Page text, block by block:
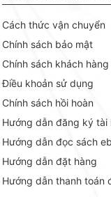
Cách thức vận chuyển
Chính sách bảo mật
Chính sách khách hàng
Điều khoản sử dụng
Chính sách hồi hoàn
Hướng dẫn đăng ký tài
Hướng dẫn đọc sách
Hướng dẫn đặt hàng
Hướng dẫn thanh toán